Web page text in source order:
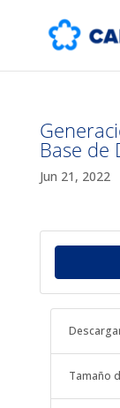
Base de
Jun 21, 2022
Tamaño